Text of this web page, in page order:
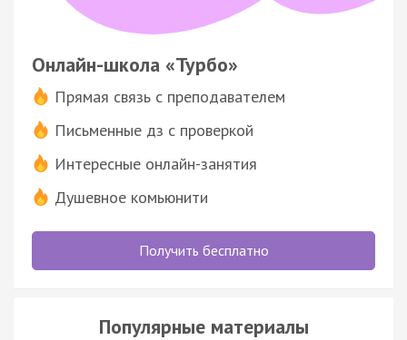
Онлайн-школа «Турбо»
Прямая связь с преподавателем
Письменные дз с проверкой
Интересные онлайн-занятия
Душевное комьюнити
Получить бесплатно
Популярные материалы